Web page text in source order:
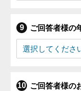
ご回答者様の
ご回答者様の